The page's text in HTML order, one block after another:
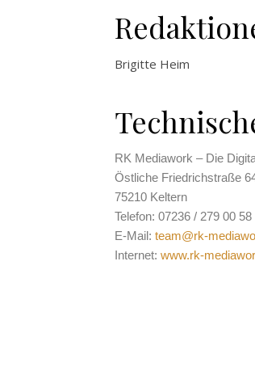
Brigitte Heim
RK Mediawork – Die
Östliche Friedrichstraße
75210 Keltern
Telefon: 07236 / 279 00 58
E-Mail: team@rk-
Internet: www.rk-